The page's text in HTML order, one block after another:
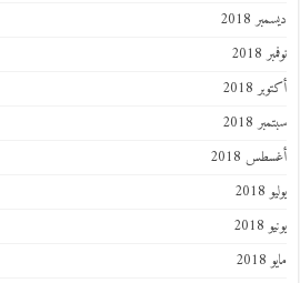
ديسمبر 2018
نوفمبر 2018
أكتوبر 2018
سبتمبر 2018
أغسطس 2018
يوليو 2018
يونيو 2018
مايو 2018